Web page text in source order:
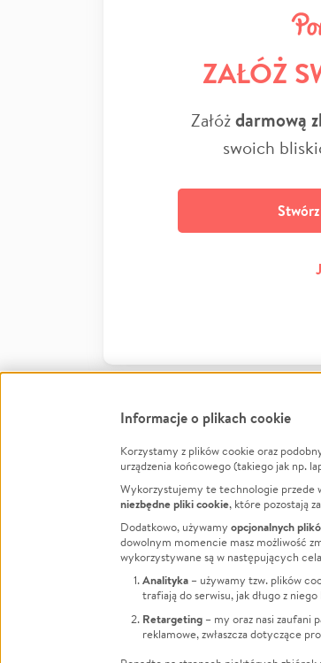
ZAŁÓŻ
Załóżdarmową
swoich
FacebookTwitter Instagram
LinkedInTikTok Youtube
Informacje o plikach cookie
Korzystamy z plików cookie oraz
urządzenia końcowego (takiego jak np.
Wykorzystujemy te technologie przede
niezbędne pliki cookie, które pozostają
Dodatkowo, używamy opcjonalnych
dowolnym momencie masz możliwość
wykorzystywane są w następujących
Analityka – używamy tzw. plików
trafiają do serwisu, jak długo z
Retargeting – my oraz nasi
reklamowe, zwłaszcza dotyczące